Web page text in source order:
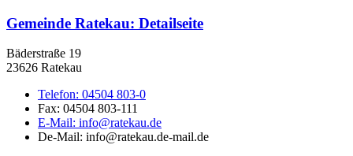
Gemeinde Ratekau: Detailseite
Bäderstraße 19
23626 Ratekau
Telefon: 04504 803-0
Fax: 04504 803-111
E-Mail: info@ratekau.de
De-Mail: info@ratekau.de-mail.de